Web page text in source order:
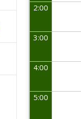
2:00
3:00
4:00
5:00